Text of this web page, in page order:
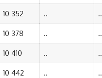
10 352 .. ..
10 378 .. ..
10 410 .. ..
10 442 .. ..